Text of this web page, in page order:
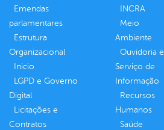
Emendas
parlamentares
Estrutura
Organizacional
Inicio
LGPD e Governo
Digital
Licitações e
Contratos
INCRA
Meio
Ambiente
Ouvidoria e
Serviço de
Informação
Recursos
Humanos
Saúde